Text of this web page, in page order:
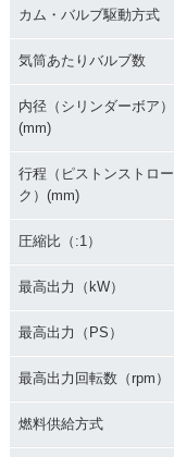
カム・バルブ駆動方式
気筒あたりバルブ数
内径（シリンダーボア）
(mm)
行程（ピストンストロー
ク）(mm)
圧縮比（:1）
最高出力（kW）
最高出力（PS）
最高出力回転数（rpm）
燃料供給方式